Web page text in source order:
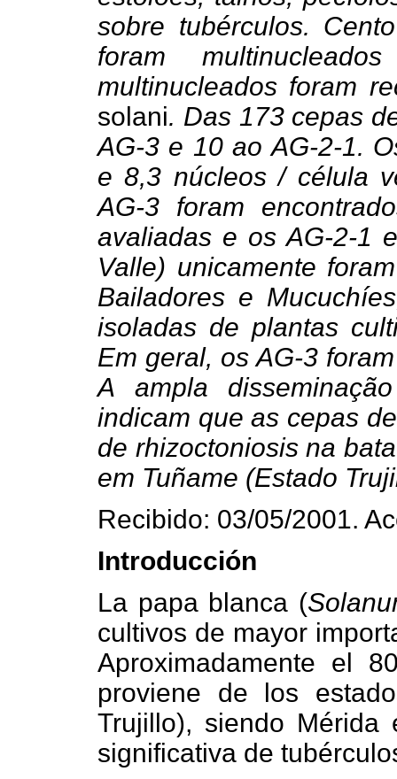
sobre tubérculos.
foram
multinucleados foram
solani. Das 173 cepas
AG-3 e 10 ao AG-2-1.
e 8,3 núcleos / célula
AG-3 foram
avaliadas e os AG-2-1
Valle) unicamente
Bailadores e
isoladas de plantas
Em geral, os AG-3
A ampla
indicam que as cepas
de rhizoctoniosis na
em Tuñame (Estado
Recibido: 03/05/2001.
Introducción
La papa blanca (
cultivos de mayor
Aproximadamente el
proviene de los
Trujillo), siendo
significativa de